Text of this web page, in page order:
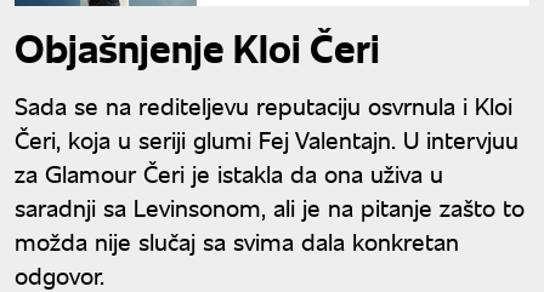
Objašnjenje Kloi Čeri
Sada se na rediteljevu reputaciju osvrnula i Kloi
Čeri, koja u seriji glumi Fej Valentajn. U intervjuu
za Glamour Čeri je istakla da ona uživa u
saradnji sa Levinsonom, ali je na pitanje zašto to
možda nije slučaj sa svima dala konkretan
odgovor.